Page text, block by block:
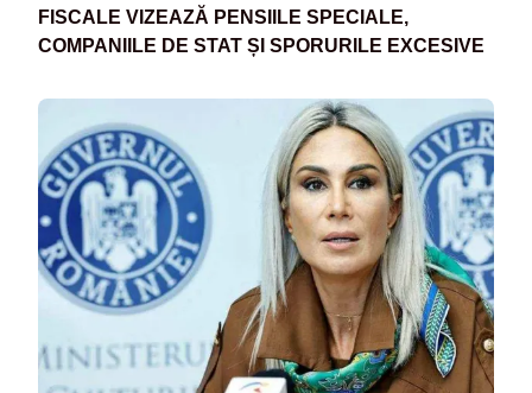
FISCALE VIZEAZĂ PENSIILE SPECIALE,
COMPANIILE DE STAT ȘI SPORURILE EXCESIVE